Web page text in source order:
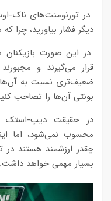
در تورنومنت‌های ناک-
دیگر فشار بیاورید، چرا
در این صورت
قرار می‌گیرند و
ضعیف‌تری نسبت به آن‌ها
بونتی آن‌ها را تصاحب
در حقیقت دیپ-استک
محسوب نمی‌شود، اما
چقدر ارزشمند هستند در
بسیار مهمی خواهد داشت.